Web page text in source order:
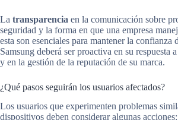
La transparencia en la comunicación sobre
seguridad y la forma en que una empresa
esta son esenciales para mantener la confianza
Samsung deberá ser proactiva en su respuesta
y en la gestión de la reputación de su marca.
¿Qué pasos seguirán los usuarios afectados?
Los usuarios que experimenten problemas
dispositivos deben considerar algunas acciones: